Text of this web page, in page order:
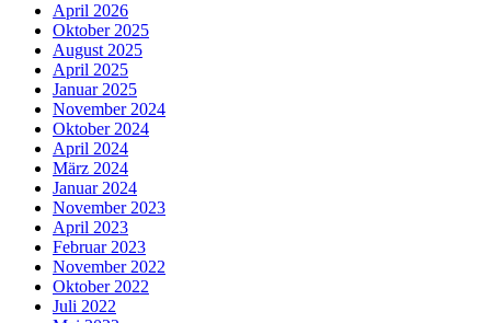
April 2026
Oktober 2025
August 2025
April 2025
Januar 2025
November 2024
Oktober 2024
April 2024
März 2024
Januar 2024
November 2023
April 2023
Februar 2023
November 2022
Oktober 2022
Juli 2022